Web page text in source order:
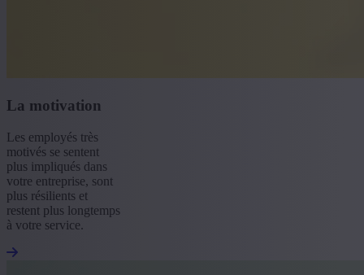
La motivation
Les employés très
motivés se sentent
plus impliqués dans
votre entreprise, sont
plus résilients et
restent plus longtemps
à votre service.